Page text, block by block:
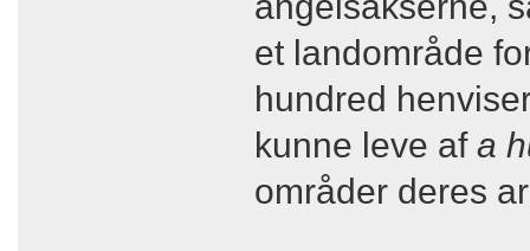
et landområde
hundred
kunne leve af a
områder deres